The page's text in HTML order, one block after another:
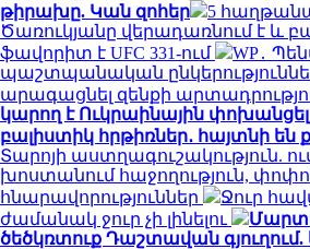
թիրախը. Կան զոհեր
5
Ծառուկյանը վերադառնում է և
ֆավորիտ է UFC 331-ում
WP․
պաշտպանական
արագացնել զենքի
կարող է Ուկրաինային
բալիստիկ հրթիռներ․ հայտնի են
Տարոյի աստղագուշակություն.
խոստանում հաջողություն,
հնարավորություններ
Ջուր
ժամանակ ջուր չի լինելու
ծեծկռտուք Դաշտավան գյուղում.